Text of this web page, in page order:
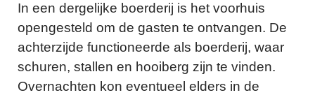
In een dergelijke boerderij is het voorhuis
opengesteld om de gasten te ontvangen. De
achterzijde functioneerde als boerderij, waar
schuren, stallen en hooiberg zijn te vinden.
Overnachten kon eventueel elders in de